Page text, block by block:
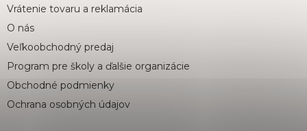
Vrátenie tovaru a reklamácia
O nás
Veľkoobchodný predaj
Program pre školy a ďalšie organizácie
Obchodné podmienky
Ochrana osobných údajov